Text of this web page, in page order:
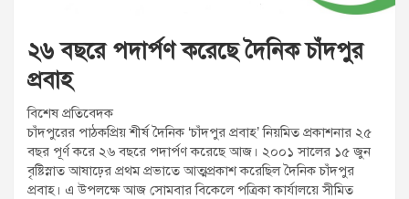
২৬ বছরে পদার্পণ করেছে দৈনিক চাঁদপুর
প্রবাহ
বিশেষ প্রতিবেদক
চাঁদপুরের পাঠকপ্রিয় শীর্ষ দৈনিক ‘চাঁদপুর প্রবাহ’ নিয়মিত প্রকাশনার ২৫
বছর পূর্ণ করে ২৬ বছরে পদার্পণ করেছে আজ। ২০০১ সালের ১৫ জুন
বৃষ্টিস্নাত আষাঢ়ের প্রথম প্রভাতে আত্মপ্রকাশ করেছিল দৈনিক চাঁদপুর
প্রবাহ। এ উপলক্ষে আজ সোমবার বিকেলে পত্রিকা কার্যালয়ে সীমিত